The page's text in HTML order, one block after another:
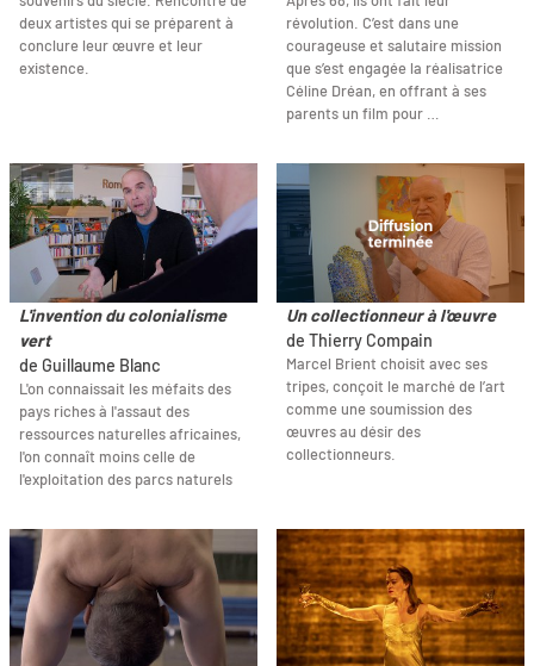
deux artistes qui se préparent à
conclure leur œuvre et leur
existence.
révolution. C’est dans une
courageuse et salutaire mission
que s’est engagée la réalisatrice
Céline Dréan, en offrant à ses
parents un film pour …
L'invention du colonialisme
vert
de Guillaume Blanc
L'on connaissait les méfaits des
pays riches à l'assaut des
ressources naturelles africaines,
l'on connaît moins celle de
l'exploitation des parcs naturels
Un collectionneur à l'œuvre
de Thierry Compain
Marcel Brient choisit avec ses
tripes, conçoit le marché de l’art
comme une soumission des
œuvres au désir des
collectionneurs.